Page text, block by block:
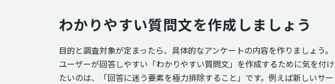
わかりやすい質問文を作成しましょう
目的と調査対象が定まったら、具体的なアンケートの内容を作りましょう。
ユーザーが回答しやすい「わかりやすい質問文」を作成するために気を付け
たいのは、「回答に迷う要素を極力排除すること」です。例えば新しいサー